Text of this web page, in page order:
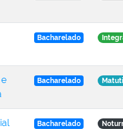
Bacharelado
Bacharelado
Bacharelado